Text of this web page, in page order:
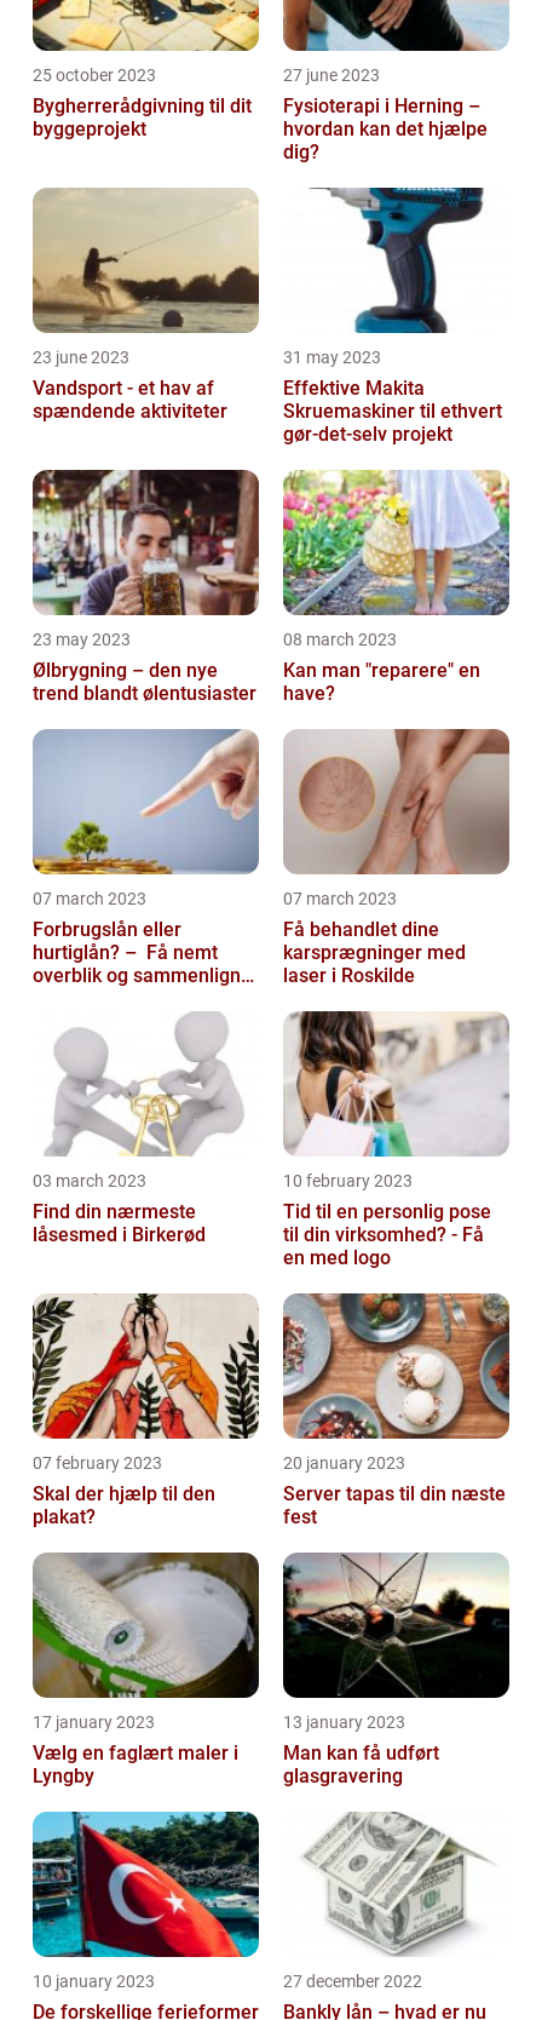
25 october 2023
Bygherrerådgivning til dit
byggeprojekt
27 june 2023
Fysioterapi i Herning –
hvordan kan det hjælpe
dig?
23 june 2023
Vandsport - et hav af
spændende aktiviteter
31 may 2023
Effektive Makita
Skruemaskiner til ethvert
gør-det-selv projekt
23 may 2023
Ølbrygning – den nye
trend blandt ølentusiaster
08 march 2023
Kan man "reparere" en
have?
07 march 2023
Forbrugslån eller
hurtiglån? – Få nemt
overblik og sammenlign
07 march 2023
Få behandlet dine
karsprægninger med
laser i Roskilde
03 march 2023
Find din nærmeste
låsesmed i Birkerød
10 february 2023
Tid til en personlig pose
til din virksomhed? - Få
en med logo
07 february 2023
Skal der hjælp til den
plakat?
20 january 2023
Server tapas til din næste
fest
17 january 2023
Vælg en faglært maler i
Lyngby
13 january 2023
Man kan få udført
glasgravering
10 january 2023
De forskellige ferieformer
27 december 2022
Bankly lån – hvad er nu